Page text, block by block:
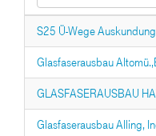
S25 Ü-Wege
Glasfaserausbau
GLASFASERAUSBAU
Glasfaserausbau Alling,